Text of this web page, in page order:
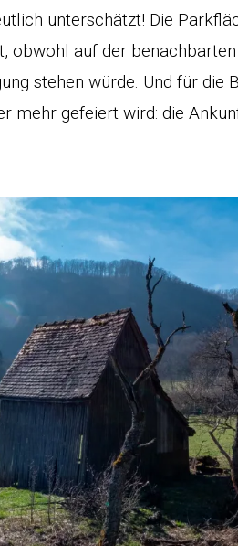
unterschätzt! Die
obwohl auf der
stehen würde. Und für die
mehr gefeiert wird: die